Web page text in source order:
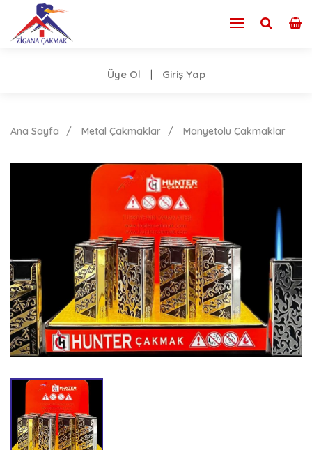
Üye Ol Giriş Yap
Ana Sayfa Metal Çakmaklar Manyetolu Çakmaklar